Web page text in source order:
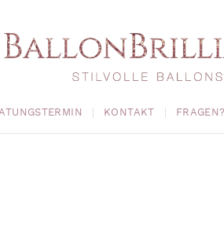
KONTAKT FRAGEN?